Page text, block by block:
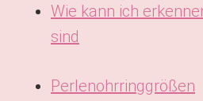
Wie kann ich
sind
Perlenohrringgrößen